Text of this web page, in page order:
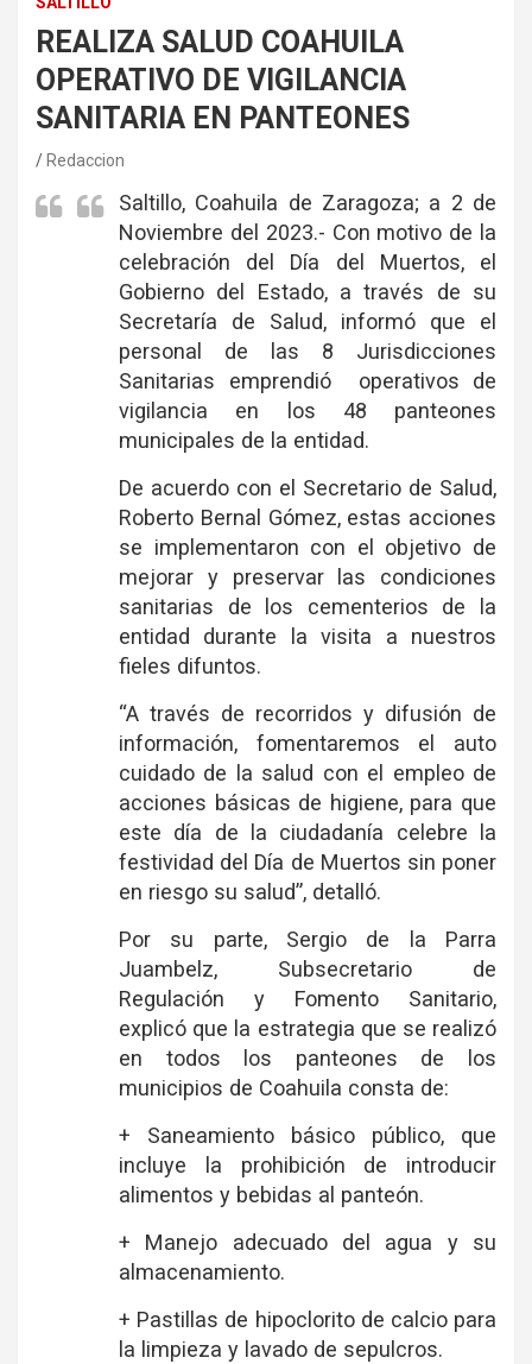
REALIZA SALUD COAHUILA
OPERATIVO DE VIGILANCIA
SANITARIA EN PANTEONES
Redaccion
Saltillo, Coahuila de Zaragoza; a 2 de
Noviembre del 2023.- Con motivo de la
celebración del Día del Muertos, el
Gobierno del Estado, a través de su
Secretaría de Salud, informó que el
personal de las 8 Jurisdicciones
Sanitarias emprendió operativos de
vigilancia en los 48 panteones
municipales de la entidad.
De acuerdo con el Secretario de Salud,
Roberto Bernal Gómez, estas acciones
se implementaron con el objetivo de
mejorar y preservar las condiciones
sanitarias de los cementerios de la
entidad durante la visita a nuestros
fieles difuntos.
“A través de recorridos y difusión de
información, fomentaremos el auto
cuidado de la salud con el empleo de
acciones básicas de higiene, para que
este día de la ciudadanía celebre la
festividad del Día de Muertos sin poner
en riesgo su salud”, detalló.
Por su parte, Sergio de la Parra
Juambelz, Subsecretario de
Regulación y Fomento Sanitario,
explicó que la estrategia que se realizó
en todos los panteones de los
municipios de Coahuila consta de:
+ Saneamiento básico público, que
incluye la prohibición de introducir
alimentos y bebidas al panteón.
+ Manejo adecuado del agua y su
almacenamiento.
+ Pastillas de hipoclorito de calcio para
la limpieza y lavado de sepulcros.